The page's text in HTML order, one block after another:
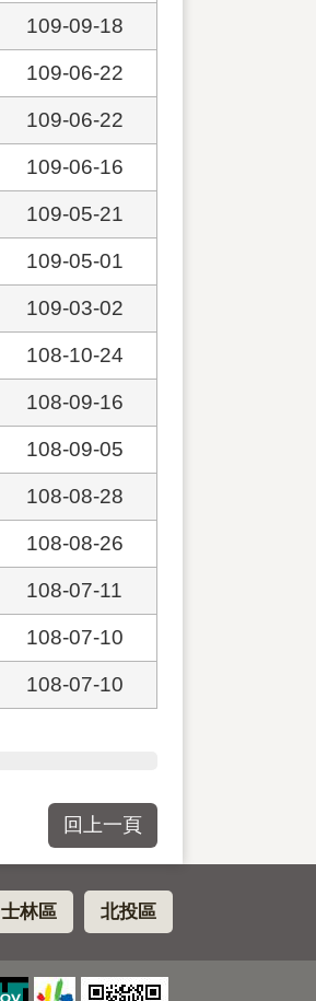
109-09-18
109-06-22
109-06-22
109-06-16
109-05-21
109-05-01
109-03-02
108-10-24
108-09-16
108-09-05
108-08-28
108-08-26
108-07-11
108-07-10
108-07-10
回上一頁
士林區 北投區